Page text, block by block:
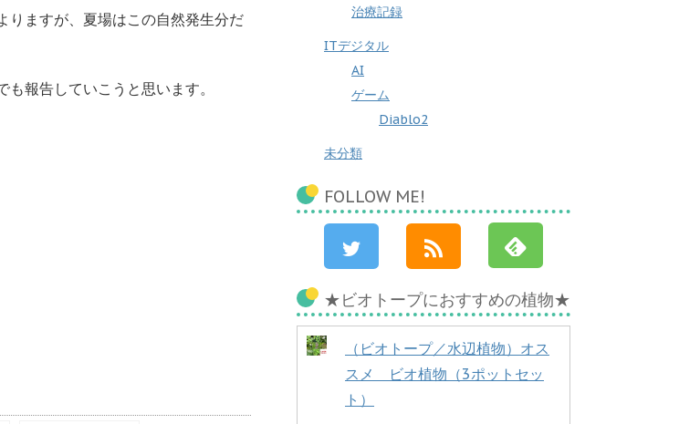
りますが、夏場はこの自然発生分だ
報告していこうと思います。
治療記録
ITデジタル
AI
ゲーム
Diablo2
未分類
FOLLOW ME!
★ビオトープにおすすめの植物★
（ビオトープ／水辺植物）オス
スメ ビオ植物（3ポットセッ
ト）